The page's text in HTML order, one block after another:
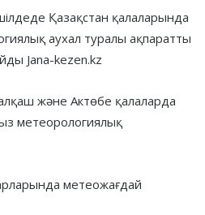
Қазақстан қалаларында
аухал туралы ақпаратты
Jana-kezen.kz
және Актөбе қалаларда
метеорологиялық
метеожағдай